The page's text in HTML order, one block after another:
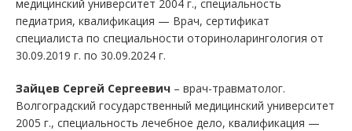
медицинский университет 2004 г., специальность
педиатрия, квалификация — Врач, сертификат
специалиста по специальности оториноларингология от
30.09.2019 г. по 30.09.2024 г.
Зайцев Сергей Сергеевич – врач-травматолог.
Волгоградский государственный медицинский университет
2005 г., специальность лечебное дело, квалификация —